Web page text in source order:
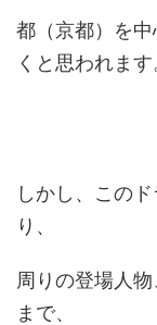
都（京都）を
くと思われます
しかし、この
り、
周りの登場人
まで、